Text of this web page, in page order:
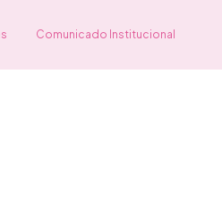
Comunicado Institucional